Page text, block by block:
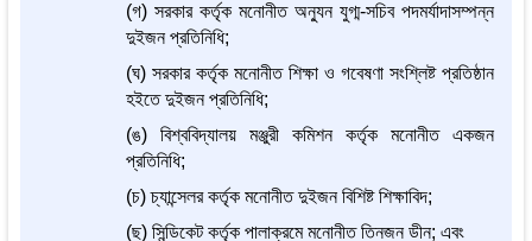
(গ) সরকার কর্তৃক মনোনীত অন্যুন যুগ্ম-সচিব পদমর্যাদাসম্পন্ন
দুইজন প্রতিনিধি;
(ঘ) সরকার কর্তৃক মনোনীত শিক্ষা ও গবেষণা সংশ্লিষ্ট প্রতিষ্ঠান
হইতে দুইজন প্রতিনিধি;
(ঙ) বিশ্ববিদ্যালয় মঞ্জুরী কমিশন কর্তৃক মনোনীত একজন
প্রতিনিধি;
(চ) চ্যান্সেলর কর্তৃক মনোনীত দুইজন বিশিষ্ট শিক্ষাবিদ;
(ছ) সিন্ডিকেট কর্তৃক পালাক্রমে মনোনীত তিনজন ডীন; এবং